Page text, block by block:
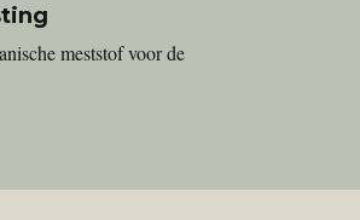
meststof voor de